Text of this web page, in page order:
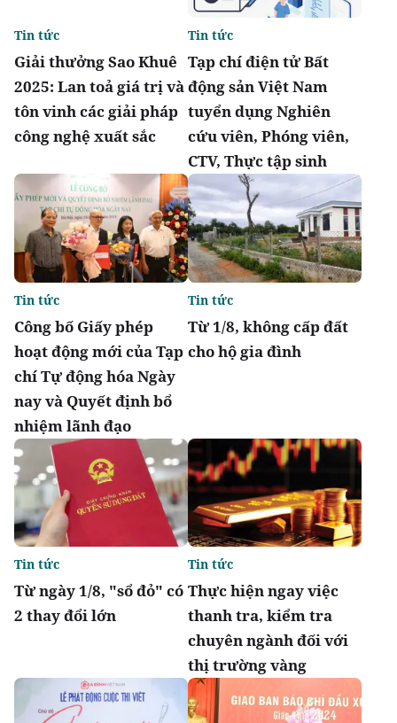
Giải thưởng Sao Khuê
2025: Lan toả giá trị và
tôn vinh các giải pháp
công nghệ xuất sắc
Tin tức
Tạp chí điện tử Bất
động sản Việt Nam
tuyển dụng Nghiên
cứu viên, Phóng viên,
CTV, Thực tập sinh
Tin tức
Công bố Giấy phép
hoạt động mới của Tạp
chí Tự động hóa Ngày
nay và Quyết định bổ
nhiệm lãnh đạo
Tin tức
Từ 1/8, không cấp đất
cho hộ gia đình
Tin tức
Từ ngày 1/8, "sổ đỏ" có
2 thay đổi lớn
Tin tức
Thực hiện ngay việc
thanh tra, kiểm tra
chuyên ngành đối với
thị trường vàng
Tin tức